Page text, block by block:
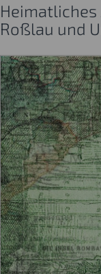
Heimatliches
Roßlau und